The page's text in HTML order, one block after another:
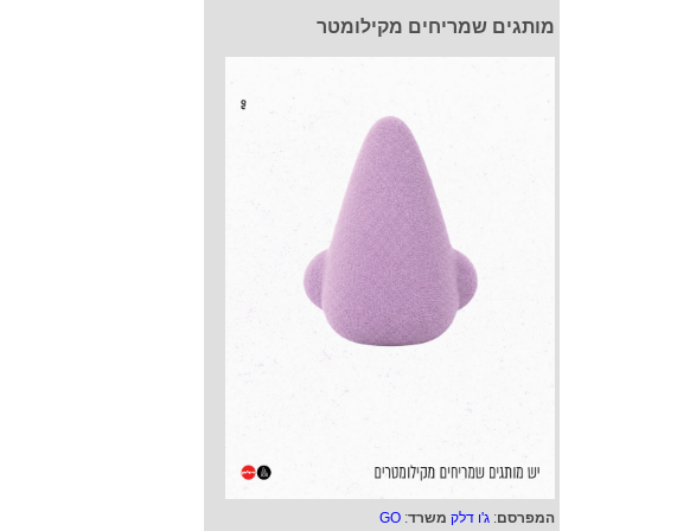
מותגים שמריחים מקילומטר
המפרסם: ג'ו דלק משרד:
GO